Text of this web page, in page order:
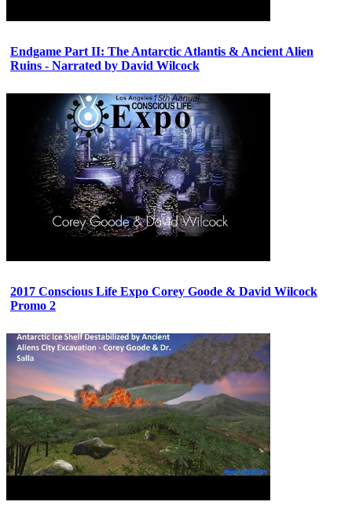
Endgame Part II: The Antarctic Atlantis & Ancient Alien
Ruins - Narrated by David Wilcock
2017 Conscious Life Expo Corey Goode & David Wilcock
Promo 2